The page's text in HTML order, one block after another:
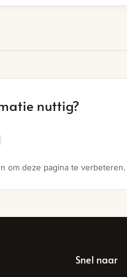
nuttig?
om deze pagina te
Snel naar